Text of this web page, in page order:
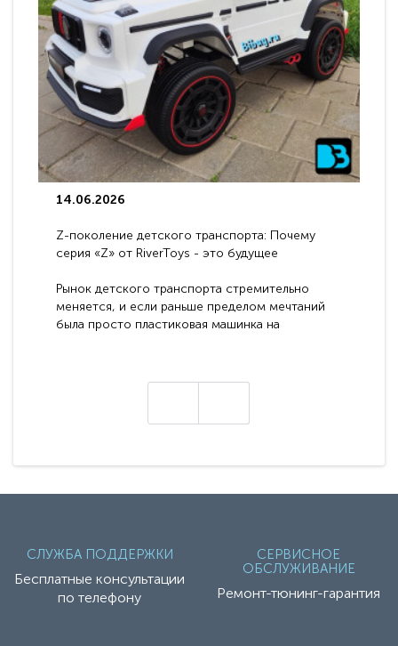
14.06.2026
Z-поколение детского транспорта: Почему
серия «Z» от RiverToys - это будущее
Рынок детского транспорта стремительно
меняется, и если раньше пределом мечтаний
была просто пластиковая машинка на
СЛУЖБА ПОДДЕРЖКИ
Бесплатные консультации
по телефону
СЕРВИСНОЕ
ОБСЛУЖИВАНИЕ
Ремонт-тюнинг-гарантия